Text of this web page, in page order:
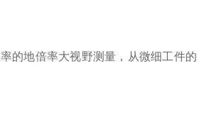
的地倍率大视野测量，从微细工件的